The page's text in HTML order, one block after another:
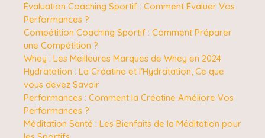
Évaluation Coaching Sportif : Comment Évaluer Vos
Performances ?
Compétition Coaching Sportif : Comment Préparer
une Compétition ?
Whey : Les Meilleures Marques de Whey en 2024
Hydratation : La Créatine et l’Hydratation, Ce que
vous devez Savoir
Performances : Comment la Créatine Améliore Vos
Performances ?
Méditation Santé : Les Bienfaits de la Méditation pour